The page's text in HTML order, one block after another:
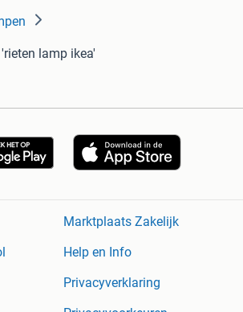
lamp ikea'
Marktplaats Zakelijk
Help en Info
Privacyverklaring